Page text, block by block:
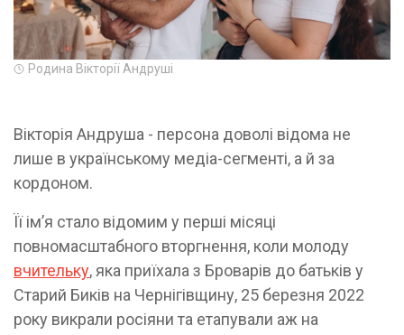
Родина Вікторії Андруші
Вікторія Андруша - персона доволі відома не
лише в українському медіа-сегменті, а й за
кордоном.
Її імʼя стало відомим у перші місяці
повномасштабного вторгнення, коли молоду
вчительку, яка приїхала з Броварів до батьків у
Старий Биків на Чернігівщину, 25 березня 2022
року викрали росіяни та етапували аж на